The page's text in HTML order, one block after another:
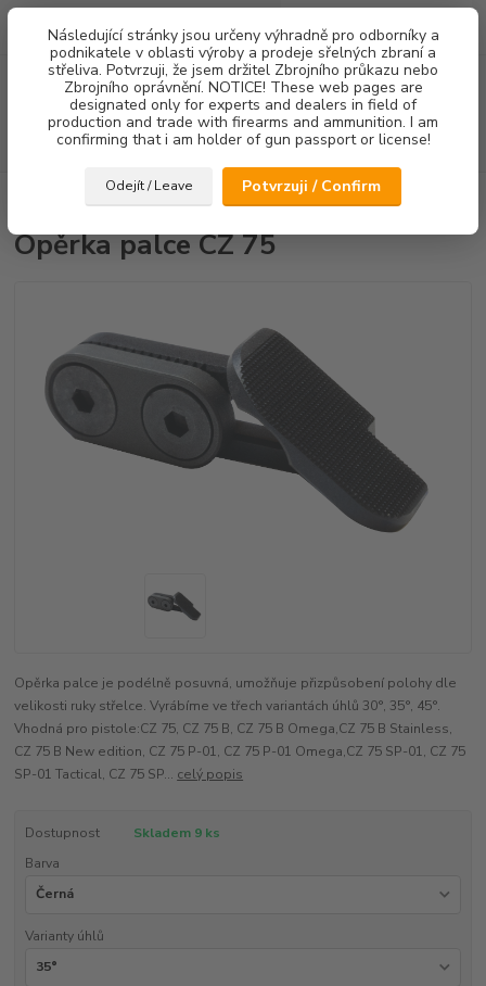
Následující stránky jsou určeny výhradně pro odborníky a
podnikatele v oblasti výroby a prodeje sřelných zbraní a
střeliva. Potvrzuji, že jsem držitel Zbrojního průkazu nebo
Zbrojního oprávnění. NOTICE! These web pages are
designated only for experts and dealers in field of
production and trade with firearms and ammunition. I am
confirming that i am holder of gun passport or license!
Odejít / Leave Potvrzuji / Confirm
Menu
Hledat
za0,00 Kč
Ostatní doplňky Opěrka palce CZ 75
Opěrka palce CZ 75
Opěrka palce je podélně posuvná, umožňuje přizpůsobení polohy dle
velikosti ruky střelce. Vyrábíme ve třech variantách úhlů 30°, 35°, 45°.
Vhodná pro pistole:CZ 75, CZ 75 B, CZ 75 B Omega,CZ 75 B Stainless,
CZ 75 B New edition, CZ 75 P-01, CZ 75 P-01 Omega,CZ 75 SP-01, CZ 75
SP-01 Tactical, CZ 75 SP... celý popis
Dostupnost
Skladem 9 ks
Barva
Varianty úhlů